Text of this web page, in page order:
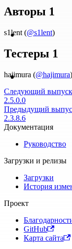
Авторы 1
s1lent (@s1lent)
Тестеры 1
hajimura (@hajimura)
Следующий выпуск
2.5.0.0
Предыдущий
2.3.8.6
Документация
Руководство
Загрузки и релизы
Загрузки
История
Проект
GitHub
Карта сайта